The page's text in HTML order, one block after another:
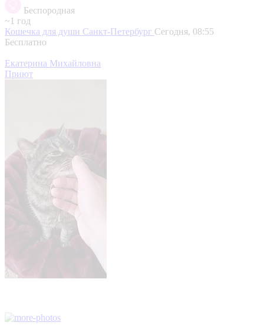
Беспородная
~1 год
Кошечка для души Санкт-Петербург Сегодня, 08:55
Бесплатно
Екатерина Михайловна
Приют